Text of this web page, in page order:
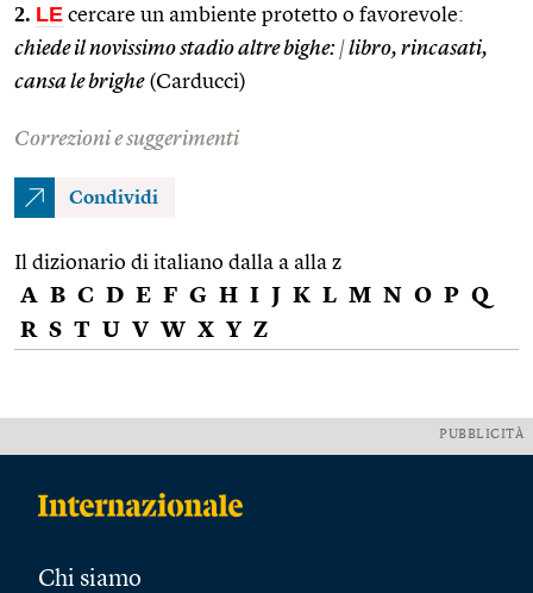
2. LE cercare un ambiente protetto o favorevole:
chiede il novissimo stadio altre bighe: |libro, rincasati,
cansa le brighe(Carducci)
Correzioni e suggerimenti
Condividi
Il dizionario di italiano dalla a alla z
A B C D E F G H I J K L M N O P Q
R S T U V W X Y Z
PUBBLICITÀ
Chi siamo